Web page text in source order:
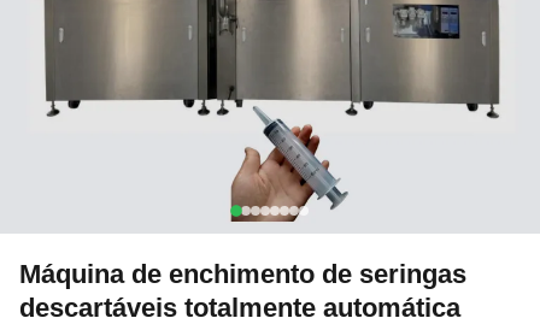
Máquina de enchimento de seringas
descartáveis totalmente automática